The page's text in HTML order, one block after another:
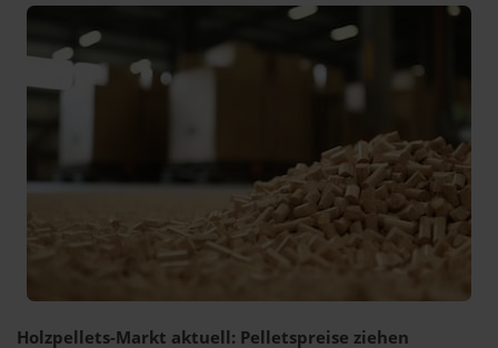
Holzpellets-Markt aktuell: Pelletspreise ziehen